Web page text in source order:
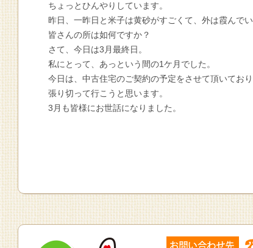
ちょっとひんやりしています。
昨日、一昨日と米子は黄砂がすごくて、外は霞んでい
皆さんの所は如何ですか？
さて、今日は3月最終日。
私にとって、あっという間の1ケ月でした。
今日は、中古住宅のご契約の予定をさせて頂いており
張り切って行こうと思います。
3月も皆様にお世話になりました。